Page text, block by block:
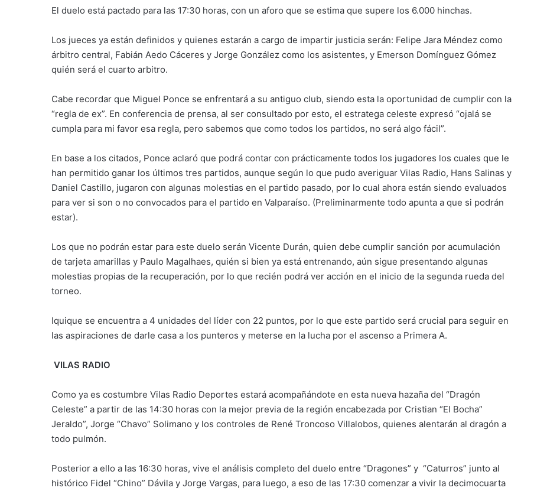
El duelo está pactado para las 17:30 horas, con un aforo que se estima que supere los 6.000 hinchas.
Los jueces ya están definidos y quienes estarán a cargo de impartir justicia serán: Felipe Jara Méndez como
árbitro central, Fabián Aedo Cáceres y Jorge González como los asistentes, y Emerson Domínguez Gómez
quién será el cuarto arbitro.
Cabe recordar que Miguel Ponce se enfrentará a su antiguo club, siendo esta la oportunidad de cumplir con la
“regla de ex”. En conferencia de prensa, al ser consultado por esto, el estratega celeste expresó “ojalá se
cumpla para mi favor esa regla, pero sabemos que como todos los partidos, no será algo fácil”.
En base a los citados, Ponce aclaró que podrá contar con prácticamente todos los jugadores los cuales que le
han permitido ganar los últimos tres partidos, aunque según lo que pudo averiguar Vilas Radio, Hans Salinas y
Daniel Castillo, jugaron con algunas molestias en el partido pasado, por lo cual ahora están siendo evaluados
para ver si son o no convocados para el partido en Valparaíso. (Preliminarmente todo apunta a que si podrán
estar).
Los que no podrán estar para este duelo serán Vicente Durán, quien debe cumplir sanción por acumulación
de tarjeta amarillas y Paulo Magalhaes, quién si bien ya está entrenando, aún sigue presentando algunas
molestias propias de la recuperación, por lo que recién podrá ver acción en el inicio de la segunda rueda del
torneo.
Iquique se encuentra a 4 unidades del líder con 22 puntos, por lo que este partido será crucial para seguir en
las aspiraciones de darle casa a los punteros y meterse en la lucha por el ascenso a Primera A.
VILAS RADIO
Como ya es costumbre Vilas Radio Deportes estará acompañándote en esta nueva hazaña del “Dragón
Celeste” a partir de las 14:30 horas con la mejor previa de la región encabezada por Cristian “El Bocha”
Jeraldo”, Jorge “Chavo” Solimano y los controles de René Troncoso Villalobos, quienes alentarán al dragón a
todo pulmón.
Posterior a ello a las 16:30 horas, vive el análisis completo del duelo entre “Dragones” y “Caturros” junto al
histórico Fidel “Chino” Dávila y Jorge Vargas, para luego, a eso de las 17:30 comenzar a vivir la decimocuarta